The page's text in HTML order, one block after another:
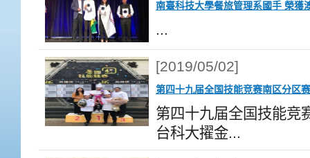
南臺科技大學餐旅管理系國手 榮獲
...
[2019/05/02]
第四十九届全国技能竞赛南区分区
第四十九届全国技能竞
台科大擢金...